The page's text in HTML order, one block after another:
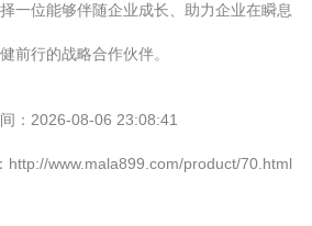
一位能够伴随企业成长、助力企业在瞬息
前行的战略合作伙伴。
：2026-08-06 23:08:41
http://www.mala899.com/product/70.html